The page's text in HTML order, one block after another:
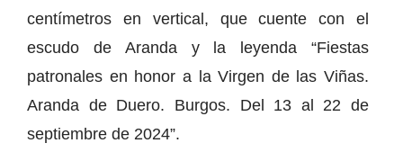
centímetros en vertical, que cuente con el
escudo de Aranda y la leyenda “Fiestas
patronales en honor a la Virgen de las Viñas.
Aranda de Duero. Burgos. Del 13 al 22 de
septiembre de 2024”.